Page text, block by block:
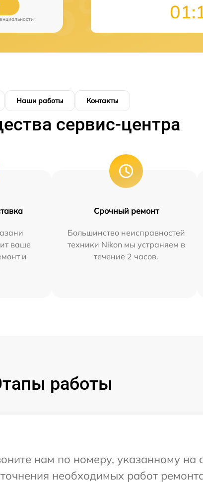
Наши работы Контакты
сервис-центра
ваше
и
Срочный ремонт
Большинство неисправностей
техники Nikon мы устраняем в
течение 2 часов.
работы
нам по номеру, указанному на
необходимых работ